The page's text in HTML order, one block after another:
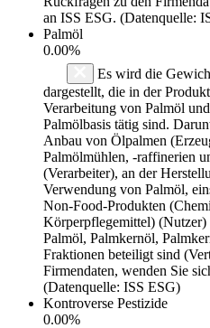
an ISS ESG. (Datenquelle:
Palmöl
0.00%
Es wird die
dargestellt, die in der
Verarbeitung von Palmöl
Palmölbasis tätig sind.
Anbau von Ölpalmen
Palmölmühlen, -raffinerien
(Verarbeiter), an der
Verwendung von Palmöl,
Non-Food-Produkten
Körperpflegemittel)
Palmöl, Palmkernöl,
Fraktionen beteiligt sind
Firmendaten, wenden Sie
(Datenquelle: ISS ESG)
Kontroverse Pestizide
0.00%